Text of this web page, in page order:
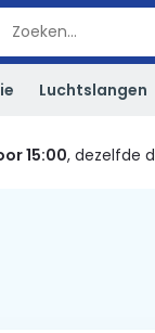
Luchtslangen
15:00, dezelfde